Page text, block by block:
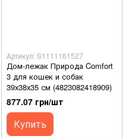
Артикул: S1111161527
Дом-лежак Природа Comfort
3 для кошек и собак
39х38х35 см (4823082418909)
877.07 грн/шт
Купить